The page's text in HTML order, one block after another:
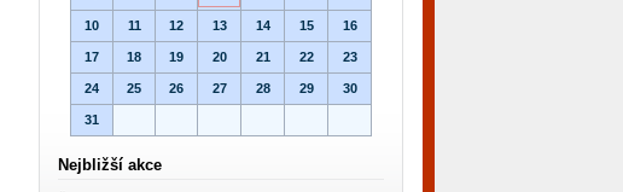
10 11 12 13 14 15 16
17 18 19 20 21 22 23
24 25 26 27 28 29 30
31
Nejbližší akce